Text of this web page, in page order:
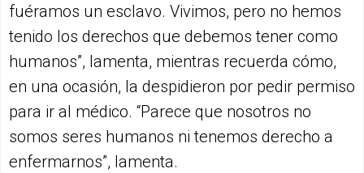
fuéramos un esclavo. Vivimos, pero no hemos
tenido los derechos que debemos tener como
humanos”, lamenta, mientras recuerda cómo,
en una ocasión, la despidieron por pedir permiso
para ir al médico. “Parece que nosotros no
somos seres humanos ni tenemos derecho a
enfermarnos”, lamenta.